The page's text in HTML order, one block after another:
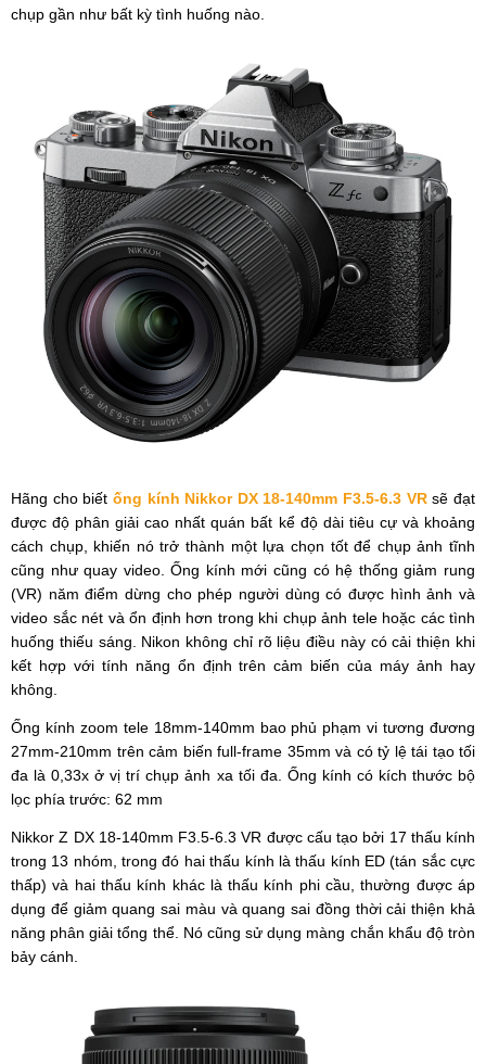
chụp gần như bất kỳ tình huống nào.
Hãng cho biết ống kính Nikkor DX 18-140mm F3.5-6.3 VRsẽ đạt
được độ phân giải cao nhất quán bất kể độ dài tiêu cự và khoảng
cách chụp, khiến nó trở thành một lựa chọn tốt để chụp ảnh tĩnh
cũng như quay video. Ống kính mới cũng có hệ thống giảm rung
(VR) năm điểm dừng cho phép người dùng có được hình ảnh và
video sắc nét và ổn định hơn trong khi chụp ảnh tele hoặc các tình
huống thiếu sáng. Nikon không chỉ rõ liệu điều này có cải thiện khi
kết hợp với tính năng ổn định trên cảm biến của máy ảnh hay
không.
Ống kính zoom tele 18mm-140mm bao phủ phạm vi tương đương
27mm-210mm trên cảm biến full-frame 35mm và có tỷ lệ tái tạo tối
đa là 0,33x ở vị trí chụp ảnh xa tối đa. Ống kính có kích thước bộ
lọc phía trước: 62 mm
Nikkor Z DX 18-140mm F3.5-6.3 VR được cấu tạo bởi 17 thấu kính
trong 13 nhóm, trong đó hai thấu kính là thấu kính ED (tán sắc cực
thấp) và hai thấu kính khác là thấu kính phi cầu, thường được áp
dụng để giảm quang sai màu và quang sai đồng thời cải thiện khả
năng phân giải tổng thể. Nó cũng sử dụng màng chắn khẩu độ tròn
bảy cánh.